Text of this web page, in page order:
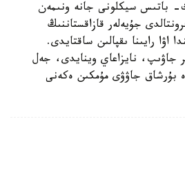
باتىس سيكلونى جانە ونىمەن
جۇيەلەر قازاقستاننىڭ
اۋا رايىنا ىقپالىن ساقتايدى.
جاۋىپ، نايزاعاي وينايدى، جەل
بۇرشاق جاۋۋى مۇمكىن ەكەنى